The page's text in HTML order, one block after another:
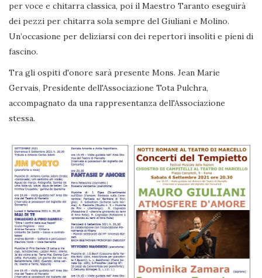
per voce e chitarra classica, poi il Maestro Taranto eseguirà
dei pezzi per chitarra sola sempre del Giuliani e Molino.
Un’occasione per deliziarsi con dei repertori insoliti e pieni di
fascino.
Tra gli ospiti d'onore sarà presente Mons. Jean Marie
Gervais, Presidente dell'Associazione Tota Pulchra,
accompagnato da una rappresentanza dell'Associazione
stessa.